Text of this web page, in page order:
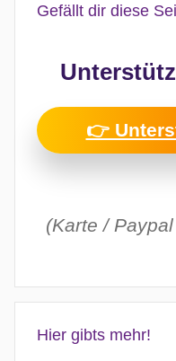
Gefällt dir diese
👉
(Karte /
Hier gibts mehr!